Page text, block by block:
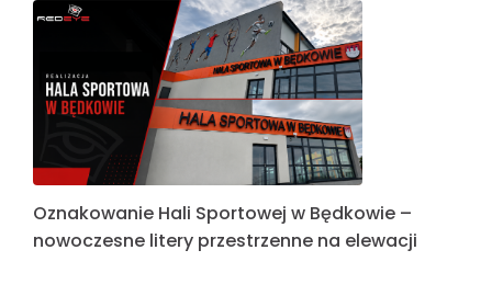
Nowe oblicze Śląskiego Centrum Onkologii i
Hematologii Dziecięcej.